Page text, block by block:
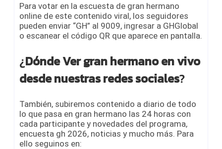
Para votar en la escuesta de gran hermano
online de este contenido viral, los seguidores
pueden enviar “GH” al 9009, ingresar a GHGlobal
o escanear el código QR que aparece en pantalla.
¿Dónde Ver gran hermano en vivo
desde nuestras redes sociales?
También, subiremos contenido a diario de todo
lo que pasa en gran hermano las 24 horas con
cada participante y novedades del programa,
encuesta gh 2026, noticias y mucho más. Para
ello seguinos en: